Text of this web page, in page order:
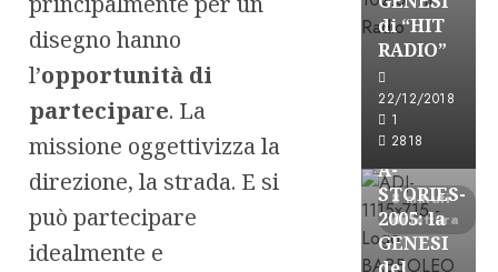
disegno hanno
l’opportunità di
partecipare. La
missione oggettivizza la
direzione, la strada. E si
può partecipare
idealmente e
di “HIT
RADIO”
22/12/2018
1
2818
8 minuti
di lettura
Formazione
FREE
A-
STORIES-
2005: la
GENESI